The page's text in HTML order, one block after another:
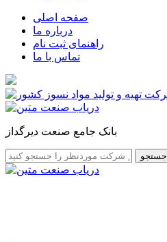
صفحه اصلی
درباره ما
راهنمای ثبت نام
تماس با ما
بانک جامع صنعت دیرگداز
جستجو